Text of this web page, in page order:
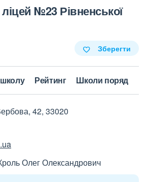
№23 Рівненської
Зберегти
Рейтинг Школи поряд
42, 33020
Олег Олександрович